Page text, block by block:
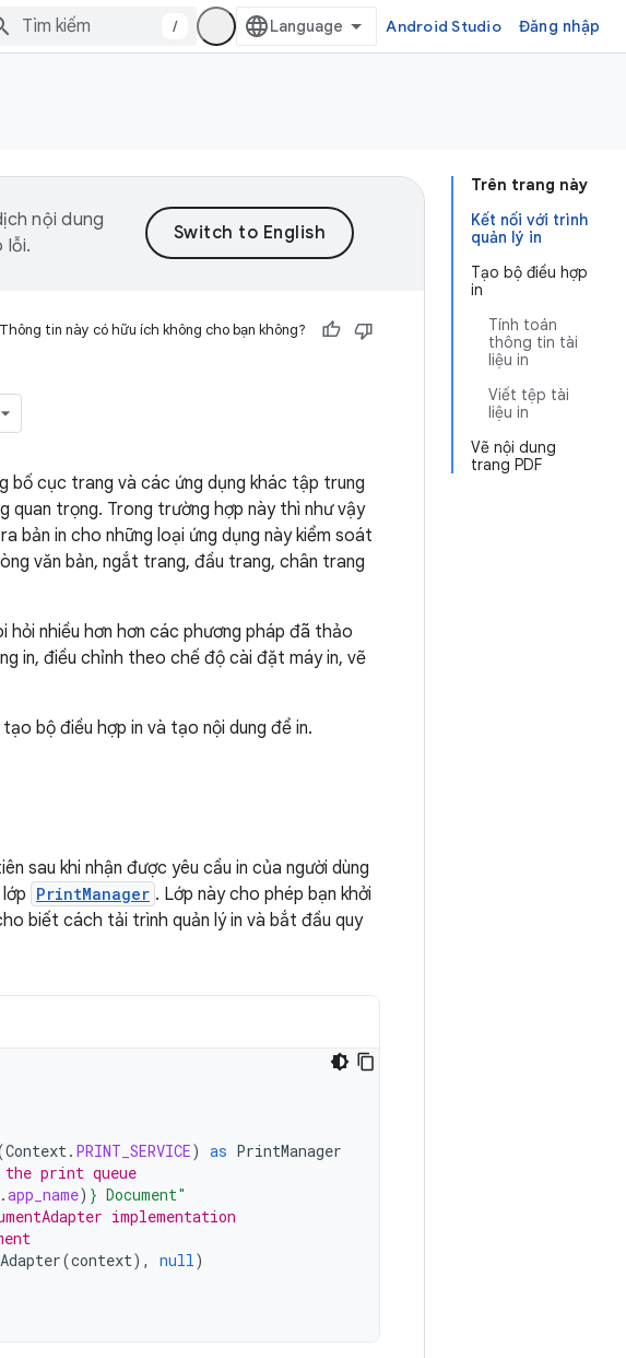
/ Android Studio Đăng nhập
Trên trang này
Kết nối với trình
quản lý in
Tạo bộ điều hợp
in
Tính toán
thông tin tài
liệu in
Viết tệp tài
liệu in
Vẽ nội dung
trang PDF
nội dung
lỗi.
Thông tin này có hữu ích không cho bạn không?
bố cục trang và các ứng dụng khác tập trung
trọng. Trong trường hợp này thì như vậy
bản in cho những loại ứng dụng này kiểm soát
văn bản, ngắt trang, đầu trang, chân trang
nhiều hơn hơn các phương pháp đã thảo
in, điều chỉnh theo chế độ cài đặt máy in, vẽ
bộ điều hợp in và tạo nội dung để in.
sau khi nhận được yêu cầu in của người dùng
PrintManager . Lớp này cho phép bạn khởi
biết cách tải trình quản lý in và bắt đầu quy
Context. PRINT_SERVICE) as PrintManager
print queue
.app_name) } Document"
implementation
(context), null)